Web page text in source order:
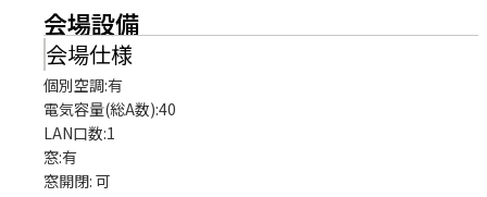
会場設備
会場仕様
個別空調:有
電気容量(総A数):40
LAN口数:1
窓:有
窓開閉: 可